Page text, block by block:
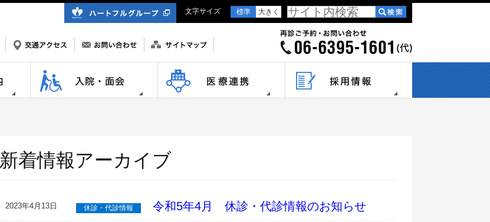
文字サイズ 標準 大きく
新着情報アーカイブ
2023年4月13日 休診・代診情報 令和5年4月 休診・代診情報のお知らせ